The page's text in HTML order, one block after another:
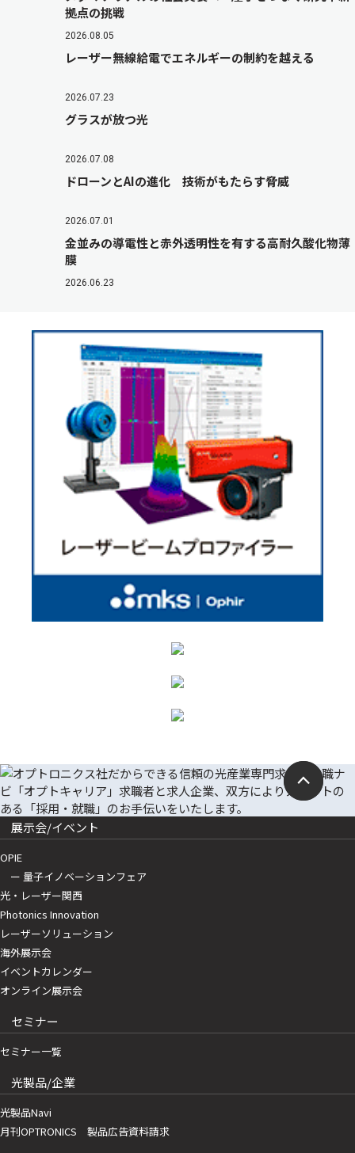
拠点の挑戦
2026.08.05
レーザー無線給電でエネルギーの制約を越える
2026.07.23
グラスが放つ光
2026.07.08
ドローンとAIの進化 技術がもたらす脅威
2026.07.01
金並みの導電性と赤外透明性を有する高耐久酸化物薄
膜
2026.06.23
展示会/イベント
OPIE
ー 量子イノベーションフェア
光・レーザー関西
Photonics Innovation
レーザーソリューション
海外展示会
イベントカレンダー
オンライン展示会
セミナー
セミナー一覧
光製品/企業
光製品Navi
月刊OPTRONICS 製品広告資料請求